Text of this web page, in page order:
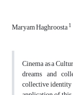
Maryam Haghroosta1
Cinema as a
dreams and
collective